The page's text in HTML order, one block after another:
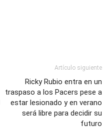
Artículo siguiente
Ricky Rubio entra en un
traspaso a los Pacers pese a
estar lesionado y en verano
será libre para decidir su
futuro